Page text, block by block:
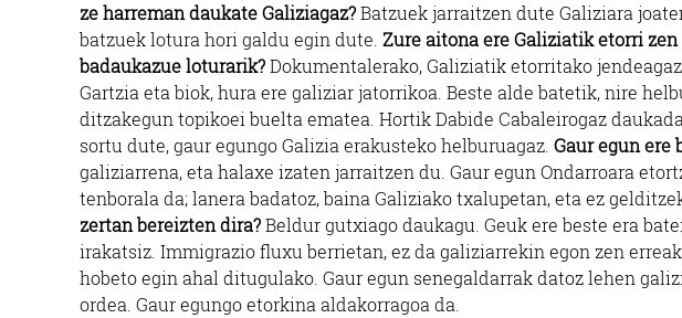
ze harreman daukate Galiziagaz?Batzuek jarraitzen dute Galiziara
batzuek lotura hori galdu egin dute. Zure aitona ere Galiziatik etorri
badaukazue loturarik?Dokumentalerako, Galiziatik etorritako
Gartzia eta biok, hura ere galiziar jatorrikoa. Beste alde batetik, nire
ditzakegun topikoei buelta ematea. Hortik Dabide Cabaleirogaz
sortu dute, gaur egungo Galizia erakusteko helburuagaz. Gaur egun ere
galiziarrena, eta halaxe izaten jarraitzen du. Gaur egun Ondarroara
tenborala da; lanera badatoz, baina Galiziako txalupetan, eta ez
zertan bereizten dira?Beldur gutxiago daukagu. Geuk ere beste era
irakatsiz. Immigrazio fluxu berrietan, ez da galiziarrekin egon zen
hobeto egin ahal ditugulako. Gaur egun senegaldarrak datoz lehen
ordea. Gaur egungo etorkina aldakorragoa da.